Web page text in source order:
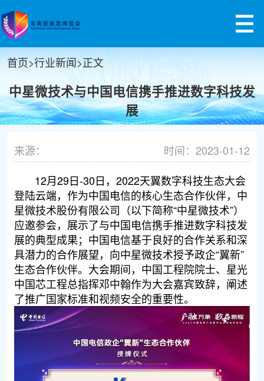
首页>行业新闻>正文
中星微技术与中国电信携手推进数字科技发
展
来源：
时间：2023-01-12
12月29日-30日，2022天翼数字科技生态大会
登陆云端，作为中国电信的核心生态合作伙伴，中
星微技术股份有限公司（以下简称“中星微技术”）
应邀参会，展示了与中国电信携手推进数字科技发
展的典型成果；中国电信基于良好的合作关系和深
具潜力的合作展望，向中星微技术授予政企“翼新”
生态合作伙伴。大会期间，中国工程院院士、星光
中国芯工程总指挥邓中翰作为大会嘉宾致辞，阐述
了推广国家标准和视频安全的重要性。